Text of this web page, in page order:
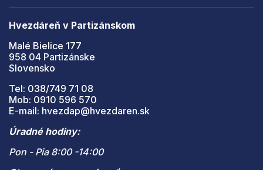
Hvezdáreň v Partizánskom
Malé Bielice 177
958 04 Partizánske
Slovensko
Tel: 038/749 71 08
Mob: 0910 596 570
E-mail: hvezdap@hvezdaren.sk
Úradné hodiny:
Pon - Pia 8:00 -14:00